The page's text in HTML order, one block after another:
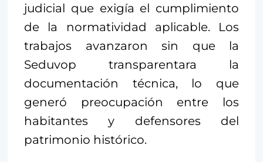
judicial que exigía el cumplimiento
de la normatividad aplicable. Los
trabajos avanzaron sin que la
Seduvop transparentara la
documentación técnica, lo que
generó preocupación entre los
habitantes y defensores del
patrimonio histórico.